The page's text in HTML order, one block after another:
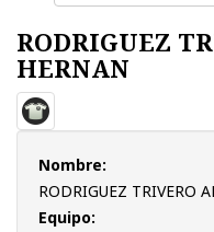
RODRIGUEZ
HERNAN
Nombre:
RODRIGUEZ TRIVERO
Equipo: